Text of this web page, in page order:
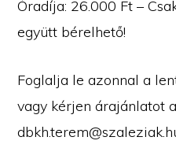
Óradíja: 26.000 Ft –
együtt bérelhető!
Foglalja le azonnal a
vagy kérjen árajánlatot a